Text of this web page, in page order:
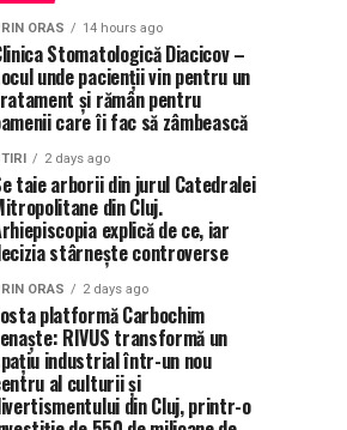
ORAS 14 hours ago
Stomatologică Diacicov –
unde pacienții vin pentru un
și rămân pentru
care îi fac să zâmbească
2 days ago
taie arborii din jurul Catedralei
din Cluj.
explică de ce, iar
stârnește controverse
ORAS 2 days ago
platformă Carbochim
RIVUS transformă un
industrial într-un nou
al culturii și
din Cluj, printr-o